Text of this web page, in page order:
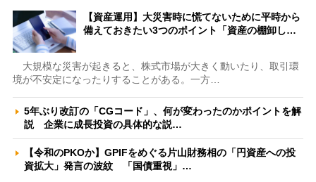
【資産運用】大災害時に慌てないために平時から
備えておきたい3つのポイント「資産の棚卸し…
大規模な災害が起きると、株式市場が大きく動いたり、取引環
境が不安定になったりすることがある。一方…
5年ぶり改訂の「CGコード」、何が変わったのかポイントを解
説 企業に成長投資の具体的な説…
【令和のPKOか】GPIFをめぐる片山財務相の「円資産への投
資拡大」発言の波紋 「国債重視」…